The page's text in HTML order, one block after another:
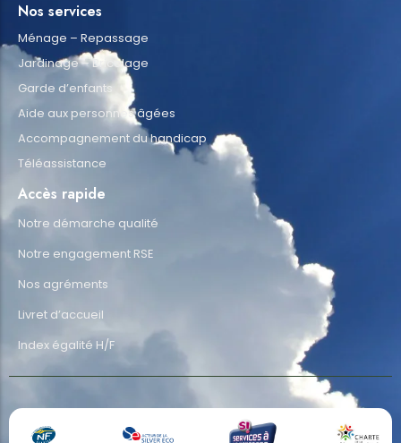
Nos services
Ménage – Repassage
Jardinage – Bricolage
Garde d’enfants
Aide aux personnes âgées
Accompagnement du handicap
Téléassistance
Accès rapide
Notre démarche qualité
Notre engagement RSE
Nos agréments
Livret d’accueil
Index égalité H/F